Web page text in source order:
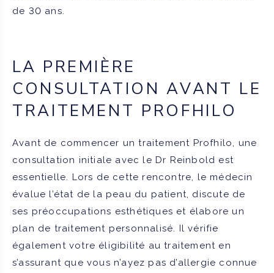
de 30 ans.
LA PREMIÈRE
CONSULTATION AVANT LE
TRAITEMENT PROFHILO
Avant de commencer un traitement Profhilo, une
consultation initiale avec le Dr Reinbold est
essentielle. Lors de cette rencontre, le médecin
évalue l’état de la peau du patient, discute de
ses préoccupations esthétiques et élabore un
plan de traitement personnalisé. Il vérifie
également votre éligibilité au traitement en
s’assurant que vous n’ayez pas d’allergie connue